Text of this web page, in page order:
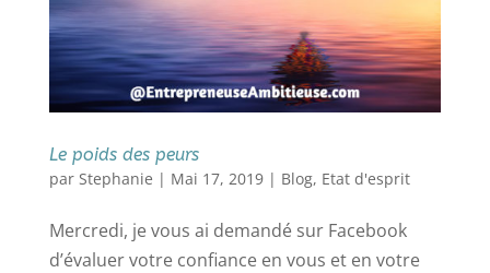
Le poids des peurs
par Stephanie | Mai 17, 2019| Blog, Etat d'esprit
Mercredi, je vous ai demandé sur Facebook
d’évaluer votre confiance en vous et en votre